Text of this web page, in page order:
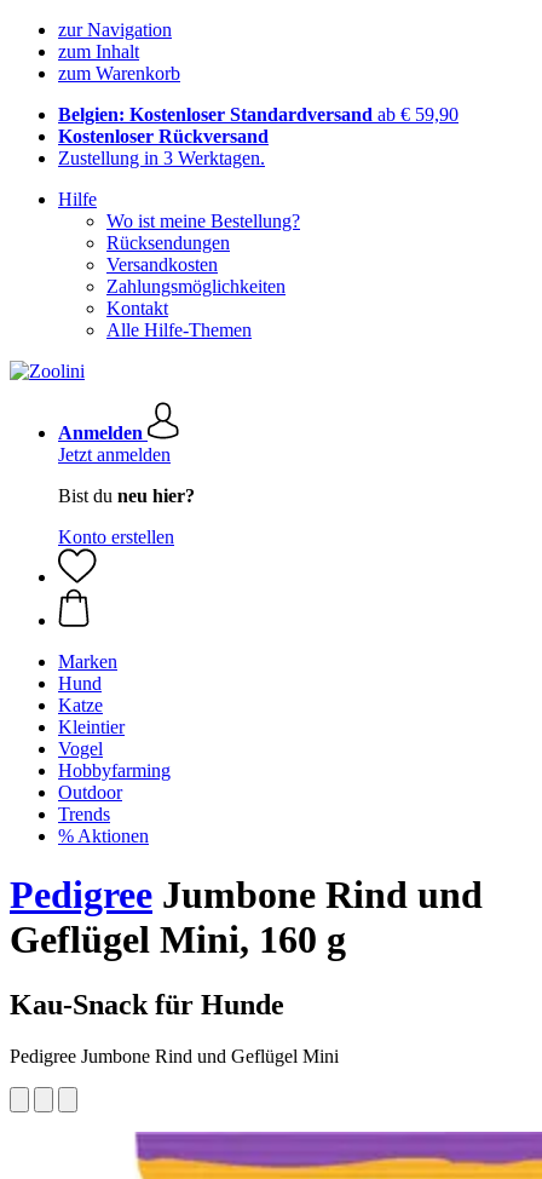
zur Navigation
zum Inhalt
zum Warenkorb
Belgien: Kostenloser Standardversand ab € 59,90
Kostenloser Rückversand
Zustellung in 3 Werktagen.
Hilfe
Wo ist meine Bestellung?
Rücksendungen
Versandkosten
Zahlungsmöglichkeiten
Kontakt
Alle Hilfe-Themen
Anmelden
Jetzt anmelden
Bist du neu hier?
Konto erstellen
Marken
Hund
Katze
Kleintier
Vogel
Hobbyfarming
Outdoor
Trends
% Aktionen
Pedigree Jumbone Rind und
Geflügel Mini, 160 g
Kau-Snack für Hunde
Pedigree Jumbone Rind und Geflügel Mini